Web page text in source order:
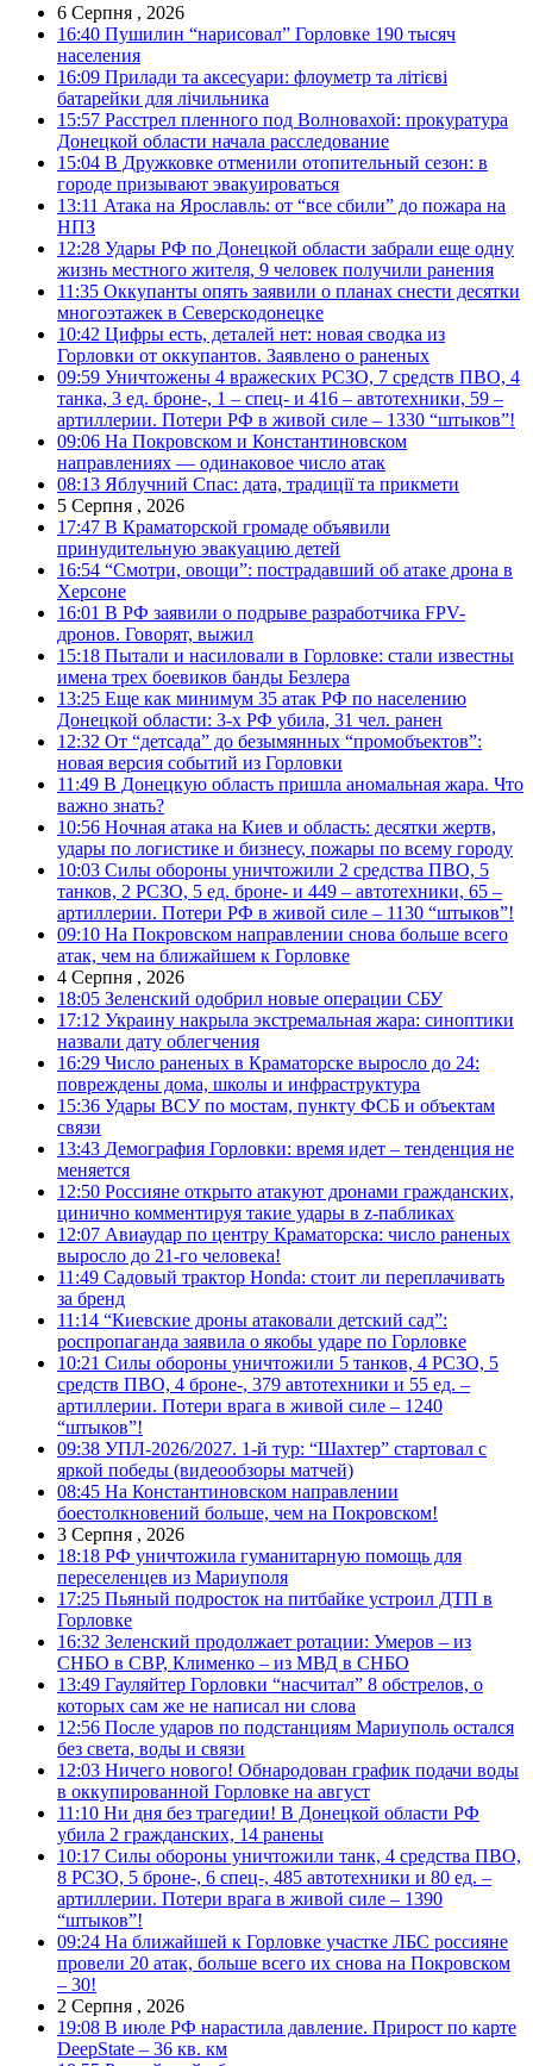
6 Серпня , 2026
16:40 Пушилин “нарисовал” Горловке 190 тысяч
населения
16:09 Прилади та аксесуари: флоуметр та літієві
батарейки для лічильника
15:57 Расстрел пленного под Волновахой: прокуратура
Донецкой области начала расследование
15:04 В Дружковке отменили отопительный сезон: в
городе призывают эвакуироваться
13:11 Атака на Ярославль: от “все сбили” до пожара на
НПЗ
12:28 Удары РФ по Донецкой области забрали еще одну
жизнь местного жителя, 9 человек получили ранения
11:35 Оккупанты опять заявили о планах снести десятки
многоэтажек в Северскодонецке
10:42 Цифры есть, деталей нет: новая сводка из
Горловки от оккупантов. Заявлено о раненых
09:59 Уничтожены 4 вражеских РСЗО, 7 средств ПВО, 4
танка, 3 ед. броне-, 1 – спец- и 416 – автотехники, 59 –
артиллерии. Потери РФ в живой силе – 1330 “штыков”!
09:06 На Покровском и Константиновском
направлениях — одинаковое число атак
08:13 Яблучний Спас: дата, традиції та прикмети
5 Серпня , 2026
17:47 В Краматорской громаде объявили
принудительную эвакуацию детей
16:54 “Смотри, овощи”: пострадавший об атаке дрона в
Херсоне
16:01 В РФ заявили о подрыве разработчика FPV-
дронов. Говорят, выжил
15:18 Пытали и насиловали в Горловке: стали известны
имена трех боевиков банды Безлера
13:25 Еще как минимум 35 атак РФ по населению
Донецкой области: 3-х РФ убила, 31 чел. ранен
12:32 От “детсада” до безымянных “промобъектов”:
новая версия событий из Горловки
11:49 В Донецкую область пришла аномальная жара. Что
важно знать?
10:56 Ночная атака на Киев и область: десятки жертв,
удары по логистике и бизнесу, пожары по всему городу
10:03 Силы обороны уничтожили 2 средства ПВО, 5
танков, 2 РСЗО, 5 ед. броне- и 449 – автотехники, 65 –
артиллерии. Потери РФ в живой силе – 1130 “штыков”!
09:10 На Покровском направлении снова больше всего
атак, чем на ближайшем к Горловке
4 Серпня , 2026
18:05 Зеленский одобрил новые операции СБУ
17:12 Украину накрыла экстремальная жара: синоптики
назвали дату облегчения
16:29 Число раненых в Краматорске выросло до 24:
повреждены дома, школы и инфраструктура
15:36 Удары ВСУ по мостам, пункту ФСБ и объектам
связи
13:43 Демография Горловки: время идет – тенденция не
меняется
12:50 Россияне открыто атакуют дронами гражданских,
цинично комментируя такие удары в z-пабликах
12:07 Авиаудар по центру Краматорска: число раненых
выросло до 21-го человека!
11:49 Садовый трактор Honda: стоит ли переплачивать
за бренд
11:14 “Киевские дроны атаковали детский сад”:
роспропаганда заявила о якобы ударе по Горловке
10:21 Силы обороны уничтожили 5 танков, 4 РСЗО, 5
средств ПВО, 4 броне-, 379 автотехники и 55 ед. –
артиллерии. Потери врага в живой силе – 1240
“штыков”!
09:38 УПЛ-2026/2027. 1-й тур: “Шахтер” стартовал с
яркой победы (видеообзоры матчей)
08:45 На Константиновском направлении
боестолкновений больше, чем на Покровском!
3 Серпня , 2026
18:18 РФ уничтожила гуманитарную помощь для
переселенцев из Мариуполя
17:25 Пьяный подросток на питбайке устроил ДТП в
Горловке
16:32 Зеленский продолжает ротации: Умеров – из
СНБО в СВР, Клименко – из МВД в СНБО
13:49 Гауляйтер Горловки “насчитал” 8 обстрелов, о
которых сам же не написал ни слова
12:56 После ударов по подстанциям Мариуполь остался
без света, воды и связи
12:03 Ничего нового! Обнародован график подачи воды
в оккупированной Горловке на август
11:10 Ни дня без трагедии! В Донецкой области РФ
убила 2 гражданских, 14 ранены
10:17 Силы обороны уничтожили танк, 4 средства ПВО,
8 РСЗО, 5 броне-, 6 спец-, 485 автотехники и 80 ед. –
артиллерии. Потери врага в живой силе – 1390
“штыков”!
09:24 На ближайшей к Горловке участке ЛБС россияне
провели 20 атак, больше всего их снова на Покровском
– 30!
2 Серпня , 2026
19:08 В июле РФ нарастила давление. Прирост по карте
DeepState – 36 кв. км